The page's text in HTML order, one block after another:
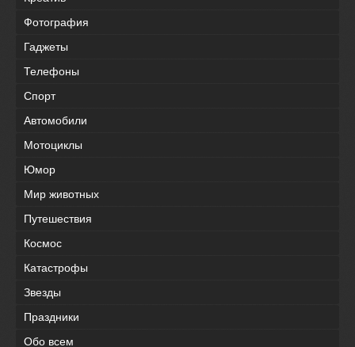
Фотография
Гаджеты
Телефоны
Спорт
Автомобили
Мотоциклы
Юмор
Мир животных
Путешествия
Космос
Катастрофы
Звезды
Праздники
Обо всем